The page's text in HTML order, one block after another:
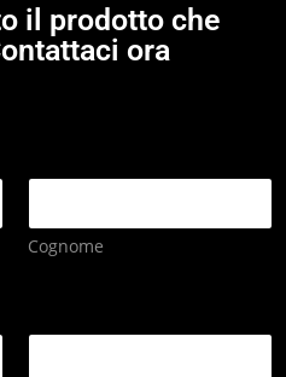
il prodotto che
ora
Cognome